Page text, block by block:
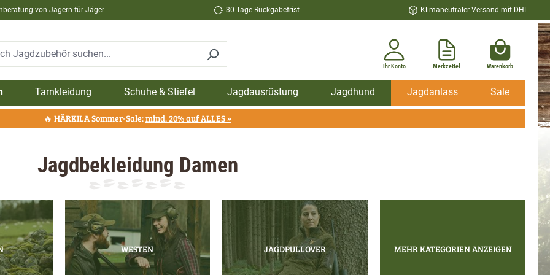
von Jägern für Jäger 30 Tage Rückgabefrist Klimaneutraler Versand mit DHL
Ihr Konto Merkzettel Warenkorb
Tarnkleidung Schuhe & Stiefel Jagdausrüstung Jagdhund Jagdanlass Sale
🔥 HÄRKILA Sommer-Sale:mind. 20% auf ALLES »
Jagdbekleidung Damen
WESTEN JAGDPULLOVER MEHR KATEGORIEN ANZEIGEN